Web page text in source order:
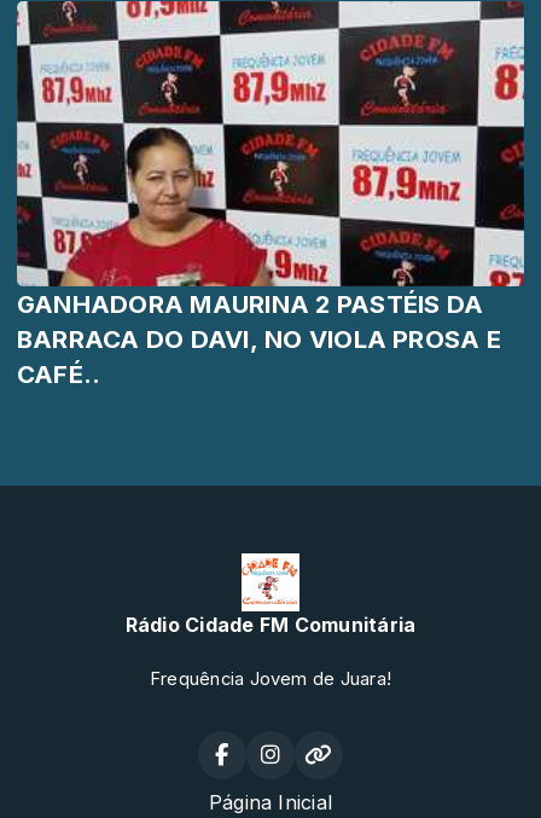
GANHADORA MAURINA 2 PASTÉIS DA
BARRACA DO DAVI, NO VIOLA PROSA E
CAFÉ..
Rádio Cidade FM Comunitária
Frequência Jovem de Juara!
Página Inicial